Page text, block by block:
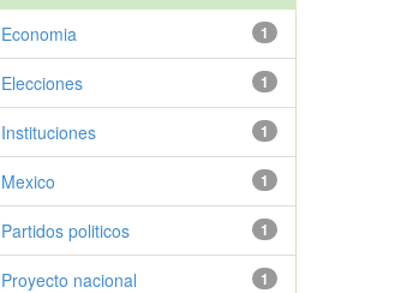
1
Economia
1
Elecciones
1
Instituciones
1
Mexico
1
Partidos politicos
1
Proyecto nacional